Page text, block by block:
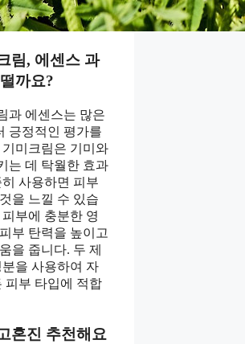
림, 에센스 과
까요?
과 에센스는 많은
긍정적인 평가를
미크림은 기미와
는 데 탁월한 효과
사용하면 피부
을 느낄 수 있습
부에 충분한 영
부 탄력을 높이고
을 줍니다. 두 제
을 사용하여 자
피부 타입에 적합
혼진 추천해요